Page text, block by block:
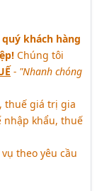
khách hàng
Chúng tôi
- "Nhanh chóng
thuế giá trị gia
khẩu, thuế
theo yêu cầu